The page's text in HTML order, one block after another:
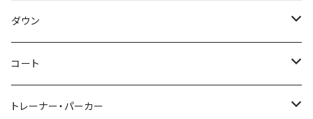
～44/S
46/M
48/L
ダウン
～44/S
46/M
コート
～44/S
トレーナー・パーカー